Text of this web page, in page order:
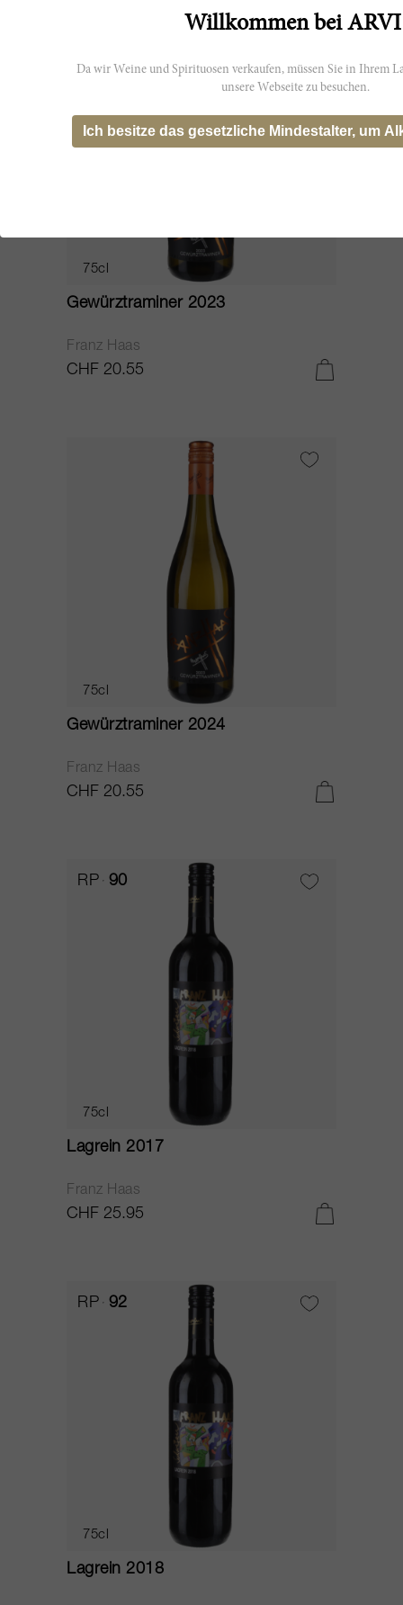
75cl
Gewürztraminer 2023
Franz Haas
CHF 20.55
75cl
Gewürztraminer 2024
Franz Haas
CHF 20.55
RP 90
75cl
Lagrein 2017
Franz Haas
CHF 25.95
RP 92
75cl
Lagrein 2018
Willkommen bei
Da wir Weine und Spirituosen verkaufen, müssen Sie in Ihrem
unsere Webseite zu besuchen.
Ich besitze das gesetzliche Mindestalter, um